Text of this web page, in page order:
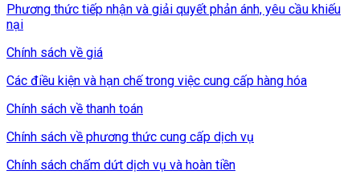
Phương thức tiếp nhận và giải quyết phản ánh, yêu cầu khiếu
nại
Chính sách về giá
Các điều kiện và hạn chế trong việc cung cấp hàng hóa
Chính sách về thanh toán
Chính sách về phương thức cung cấp dịch vụ
Chính sách chấm dứt dịch vụ và hoàn tiền